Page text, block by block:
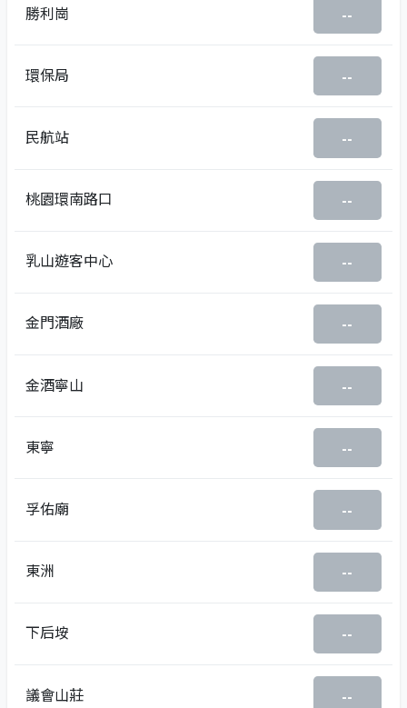
勝利崗 --
環保局 --
民航站 --
桃園環南路口 --
乳山遊客中心 --
金門酒廠 --
金酒寧山 --
東寧 --
孚佑廟 --
東洲 --
下后垵 --
議會山莊 --